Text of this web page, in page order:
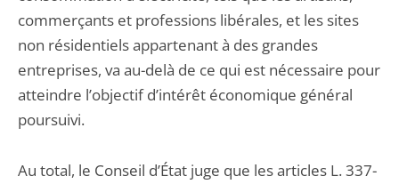
commerçants et professions libérales, et les sites
non résidentiels appartenant à des grandes
entreprises, va au-delà de ce qui est nécessaire pour
atteindre l’objectif d’intérêt économique général
poursuivi.
Au total, le Conseil d’État juge que les articles L. 337-